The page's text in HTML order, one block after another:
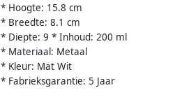
* Hoogte: 15.8 cm
* Breedte: 8.1 cm
* Diepte: 9 * Inhoud: 200 ml
* Materiaal: Metaal
* Kleur: Mat Wit
* Fabrieksgarantie: 5 Jaar